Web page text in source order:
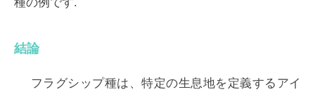
結論
フラグシップ種は、特定の生息地を定義するアイ